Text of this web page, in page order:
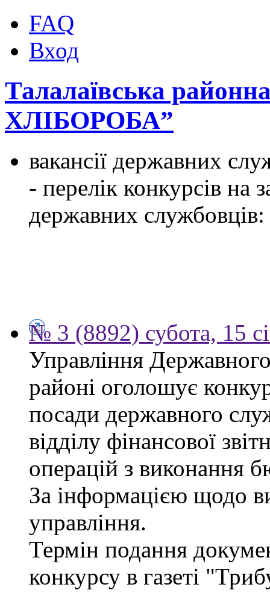
FAQ
Вход
Талалаївська
ХЛІБОРОБА”
вакансії державних
- перелік конкурсів на
державних службовців:
№ 3 (8892) субота, 15
Управління
районі оголошує
посади державного
відділу фінансової
операцій з виконання
За інформацією щодо
управління.
Термін подання
конкурсу в газеті